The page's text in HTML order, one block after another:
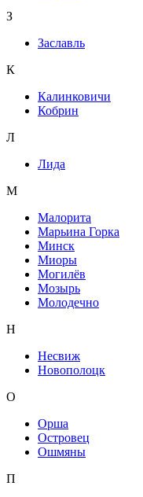
З
Заславль
К
Калинковичи
Кобрин
Л
Лида
М
Малорита
Марьина Горка
Минск
Миоры
Могилёв
Мозырь
Молодечно
Н
Несвиж
Новополоцк
О
Орша
Островец
Ошмяны
П